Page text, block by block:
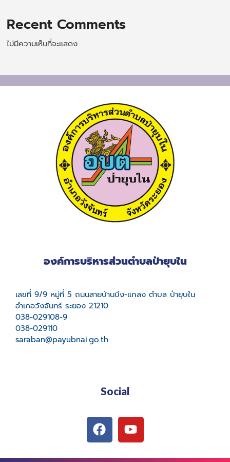
Recent Comments
ไม่มีความเห็นที่จะแสดง
องค์การบริหารส่วนตำบลป่ายุบใน
เลขที่ 9/9 หมู่ที่ 5 ถนนสายบ้านบึง-แกลง ตำบล ป่ายุบใน
อำเภอวังจันทร์ ระยอง 21210
038-029108-9
038-029110
saraban@payubnai.go.th
Social